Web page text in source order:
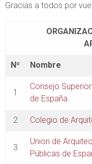
Gracias a todos por
Nº Nombre
1
Consejo
de España
2 Colegio de
3
Union de
Públicas de